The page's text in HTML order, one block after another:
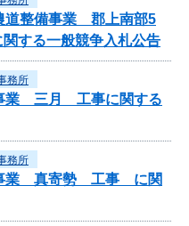
道整備事業 郡上南部5
する一般競争入札公告
務所
業 三月 工事に関する
務所
事業 真寄勢 工事 に関